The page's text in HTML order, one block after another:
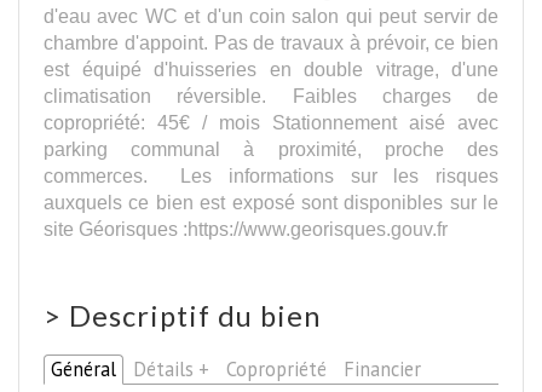
d'eau avec WC et d'un coin salon qui peut servir de
chambre d'appoint. Pas de travaux à prévoir, ce bien
est équipé d'huisseries en double vitrage, d'une
climatisation réversible. Faibles charges de
copropriété: 45€ / mois Stationnement aisé avec
parking communal à proximité, proche des
commerces. Les informations sur les risques
auxquels ce bien est exposé sont disponibles sur le
site Géorisques :https://www.georisques.gouv.fr
> Descriptif du bien
Général Détails + Copropriété Financier